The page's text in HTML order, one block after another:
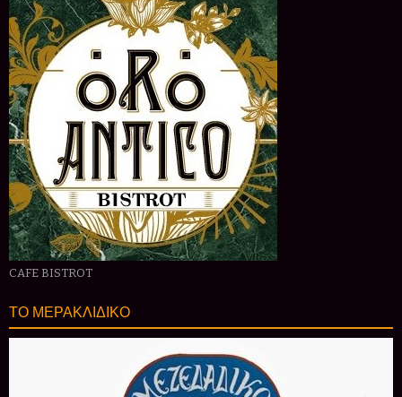
CAFE BISTROT
ΤΟ ΜΕΡΑΚΛΙΔΙΚΟ